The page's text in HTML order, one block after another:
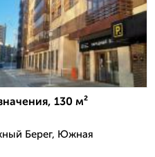
130 м²
Берег, Южная